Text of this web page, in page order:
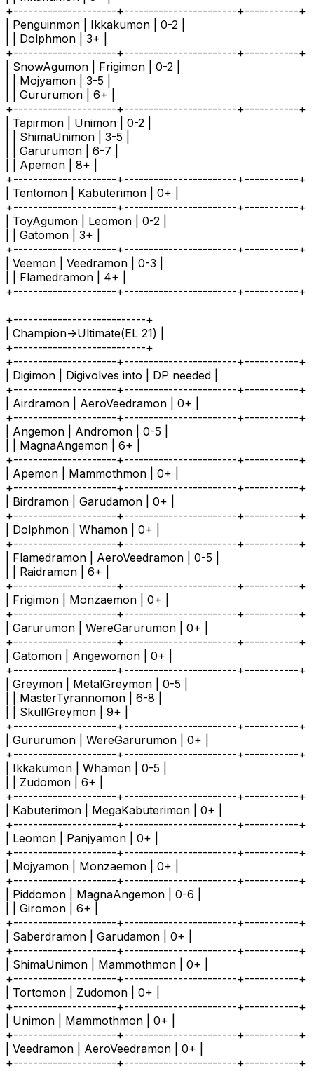
+---------------------+-----------------------+-----------+
| Penguinmon | Ikkakumon | 0-2 |
| | Dolphmon | 3+ |
+---------------------+-----------------------+-----------+
| SnowAgumon | Frigimon | 0-2 |
| | Mojyamon | 3-5 |
| | Gururumon | 6+ |
+---------------------+-----------------------+-----------+
| Tapirmon | Unimon | 0-2 |
| | ShimaUnimon | 3-5 |
| | Garurumon | 6-7 |
| | Apemon | 8+ |
+---------------------+-----------------------+-----------+
| Tentomon | Kabuterimon | 0+ |
+---------------------+-----------------------+-----------+
| ToyAgumon | Leomon | 0-2 |
| | Gatomon | 3+ |
+---------------------+-----------------------+-----------+
| Veemon | Veedramon | 0-3 |
| | Flamedramon | 4+ |
+---------------------+-----------------------+-----------+
+---------------------------+
| Champion->Ultimate(EL 21) |
+---------------------------+
+---------------------+-----------------------+-----------+
| Digimon | Digivolves into | DP needed |
+---------------------+-----------------------+-----------+
| Airdramon | AeroVeedramon | 0+ |
+---------------------+-----------------------+-----------+
| Angemon | Andromon | 0-5 |
| | MagnaAngemon | 6+ |
+---------------------+-----------------------+-----------+
| Apemon | Mammothmon | 0+ |
+---------------------+-----------------------+-----------+
| Birdramon | Garudamon | 0+ |
+---------------------+-----------------------+-----------+
| Dolphmon | Whamon | 0+ |
+---------------------+-----------------------+-----------+
| Flamedramon | AeroVeedramon | 0-5 |
| | Raidramon | 6+ |
+---------------------+-----------------------+-----------+
| Frigimon | Monzaemon | 0+ |
+---------------------+-----------------------+-----------+
| Garurumon | WereGarurumon | 0+ |
+---------------------+-----------------------+-----------+
| Gatomon | Angewomon | 0+ |
+---------------------+-----------------------+-----------+
| Greymon | MetalGreymon | 0-5 |
| | MasterTyrannomon | 6-8 |
| | SkullGreymon | 9+ |
+---------------------+-----------------------+-----------+
| Gururumon | WereGarurumon | 0+ |
+---------------------+-----------------------+-----------+
| Ikkakumon | Whamon | 0-5 |
| | Zudomon | 6+ |
+---------------------+-----------------------+-----------+
| Kabuterimon | MegaKabuterimon | 0+ |
+---------------------+-----------------------+-----------+
| Leomon | Panjyamon | 0+ |
+---------------------+-----------------------+-----------+
| Mojyamon | Monzaemon | 0+ |
+---------------------+-----------------------+-----------+
| Piddomon | MagnaAngemon | 0-6 |
| | Giromon | 6+ |
+---------------------+-----------------------+-----------+
| Saberdramon | Garudamon | 0+ |
+---------------------+-----------------------+-----------+
| ShimaUnimon | Mammothmon | 0+ |
+---------------------+-----------------------+-----------+
| Tortomon | Zudomon | 0+ |
+---------------------+-----------------------+-----------+
| Unimon | Mammothmon | 0+ |
+---------------------+-----------------------+-----------+
| Veedramon | AeroVeedramon | 0+ |
+---------------------+-----------------------+-----------+